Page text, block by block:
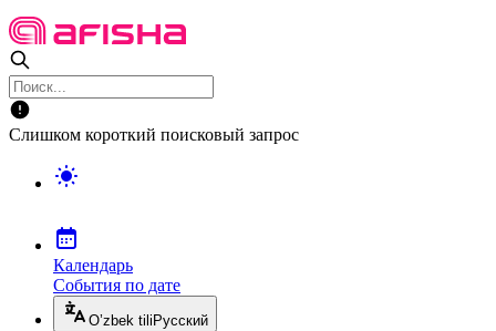
Слишком короткий поисковый запрос
Календарь
События по дате
O’zbek tili Русский